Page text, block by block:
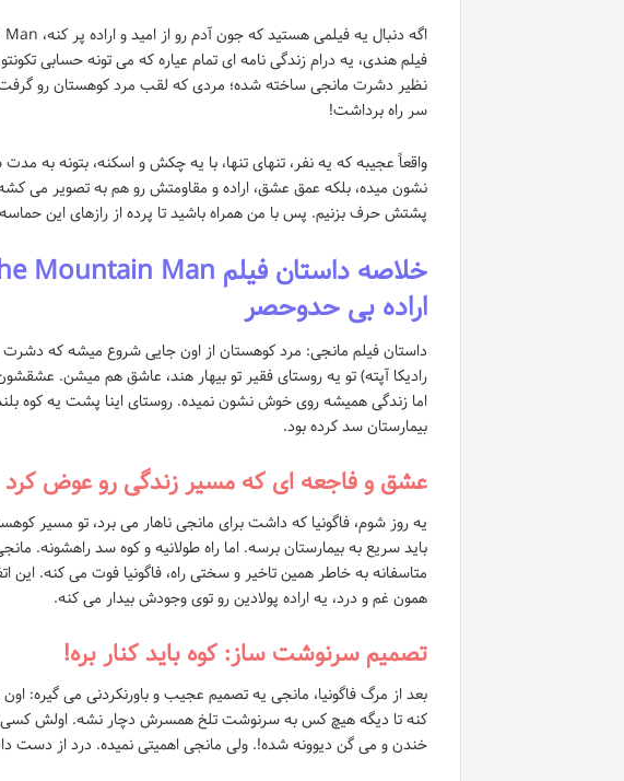
فیلم هندی، یه درام زندگی نامه ای تمام عیاره که می تونه حسابی
نظیر دشرت مانجی ساخته شده؛ مردی که لقب مرد کوهستان رو
سر راه برداشت!
واقعاً عجیبه که یه نفر، تنهای تنها، با یه چکش و اسکنه، بتونه به
نشون میده، بلکه عمق عشق، اراده و مقاومتش رو هم به تصویر می کشه.
پشتش حرف بزنیم. پس با من همراه باشید تا پرده از رازهای این حماسه
اراده بی حدوحصر
داستان فیلم مانجی: مرد کوهستان از اون جایی شروع میشه که دشرت
رادیکا آپته) تو یه روستای فقیر تو بیهار هند، عاشق هم میشن.
اما زندگی همیشه روی خوش نشون نمیده. روستای اینا پشت یه کوه
بیمارستان سد کرده بود.
عشق و فاجعه ای که مسیر زندگی رو عوض کرد
یه روز شوم، فاگونیا که داشت برای مانجی ناهار می برد، تو مسیر
باید سریع به بیمارستان برسه. اما راه طولانیه و کوه سد راهشونه.
متاسفانه به خاطر همین تاخیر و سختی راه، فاگونیا فوت می کنه. این
همون غم و درد، یه اراده پولادین رو توی وجودش بیدار می کنه.
تصمیم سرنوشت ساز: کوه باید کنار بره!
بعد از مرگ فاگونیا، مانجی یه تصمیم عجیب و باورنکردنی می گیره:
کنه تا دیگه هیچ کس به سرنوشت تلخ همسرش دچار نشه. اولش
خندن و می گن دیوونه شده!. ولی مانجی اهمیتی نمیده. درد از دست